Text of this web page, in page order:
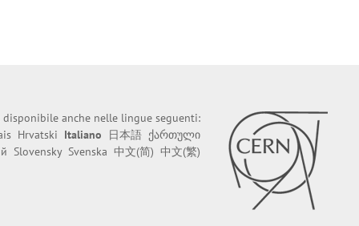
disponibile anche nelle lingue seguenti:
Hrvatski Italiano 日本語 ქართული
Slovensky Svenska 中文(简) 中文(繁)